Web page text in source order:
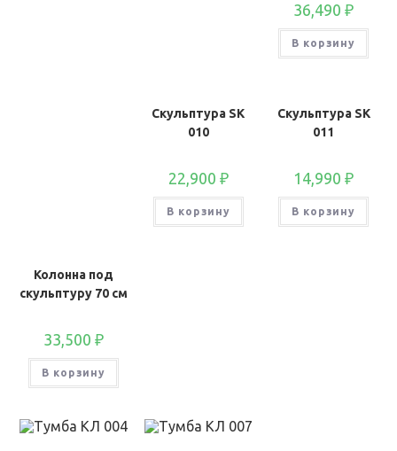
36,490₽
В корзину
Колонна под
скульптуру 70 см
33,500 ₽
В корзину
Скульптура SK
010
22,900 ₽
В корзину
Скульптура SK
011
14,990₽
В корзину